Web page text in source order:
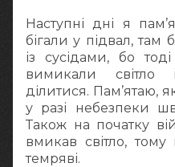
Наступні дні я
бігали у підвал,
із сусідами, бо
вимикали світло
ділитися. Пам’ятаю,
у разі небезпеки
Також на початку
вмикав світло,
темряві.